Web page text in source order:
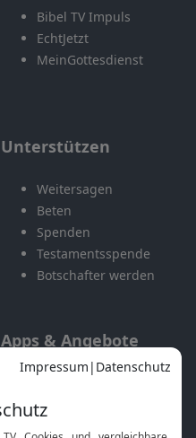
Bibel TV Impuls
EchtJetzt
MeinGottesdienst
Unterstützen
Weitersagen
Beten
Spenden
Testamentsspende
Botschafter werden
Apps & Angebote
Mobile App